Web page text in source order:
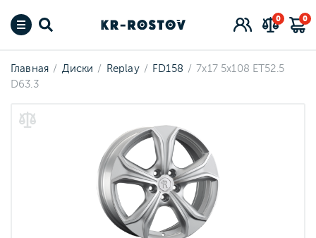
0 0
Главная Диски Replay FD158
7x17 5x108 ET52.5
D63.3